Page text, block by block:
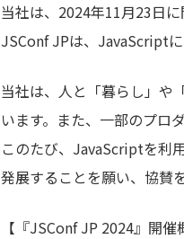
当社は、2024年11月23日
JSConf JPは、JavaScript
当社は、人と「暮らし」や
います。また、一部のプロ
このたび、JavaScriptを利
発展することを願い、協賛
【『JSConf JP 2024』開催